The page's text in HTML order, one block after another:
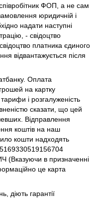
ФОП, а не сам
юридичній і
надати наступні
- свідоцтво
платника єдиного
відвантажується після
Оплата
на картку
і розгалуженість
сказати, що цей
Відправлення
коштів на наш
кошти надходять
в призначенні
це карта
діють гарантії